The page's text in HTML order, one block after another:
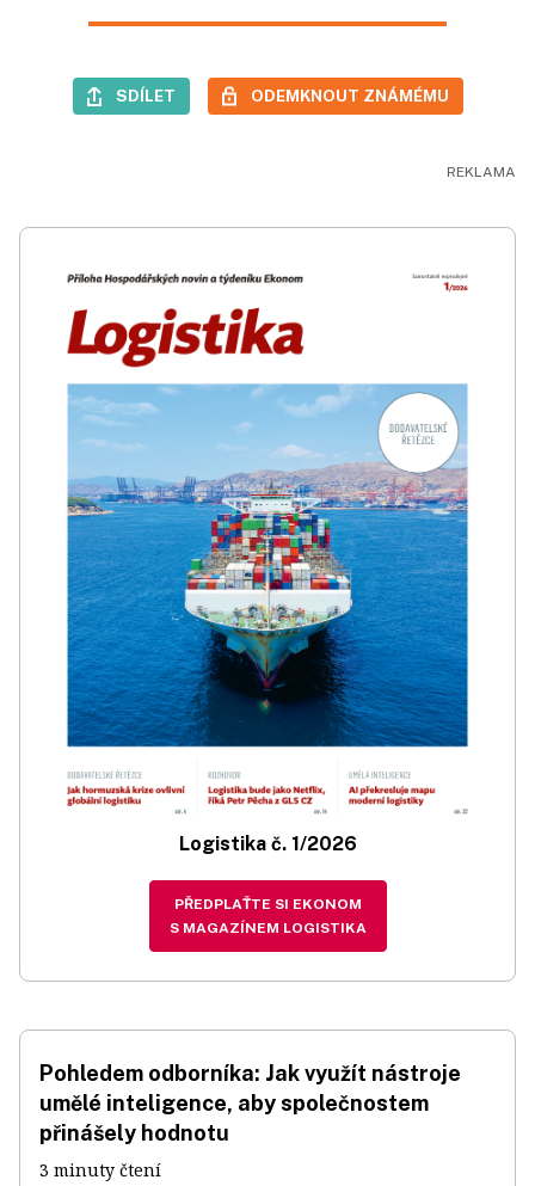
SDÍLET ODEMKNOUT ZNÁMÉMU
Logistika č. 1/2026
PŘEDPLAŤTE SI EKONOM
S MAGAZÍNEM LOGISTIKA
Pohledem odborníka: Jak využít nástroje
umělé inteligence, aby společnostem
přinášely hodnotu
3 minuty čtení